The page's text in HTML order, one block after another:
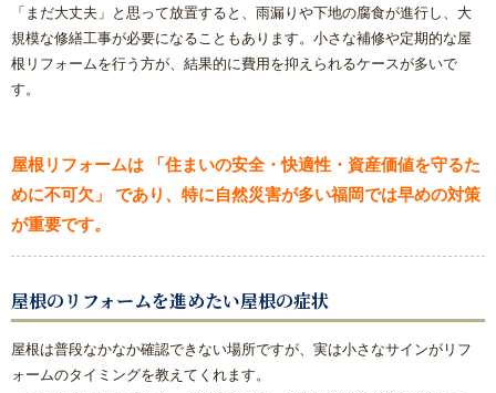
ビルトイン食洗機交換リフォーム
ガス給湯器
電気温水器
トイレ
システムキッチン
「まだ大丈夫」と思って放置すると、雨漏りや下地の腐食が進行し、大
規模な修繕工事が必要になることもあります。小さな補修や定期的な屋
根リフォームを行う方が、結果的に費用を抑えられるケースが多いで
す。
屋根リフォームは 「住まいの安全・快適性・資産価値を守るた
めに不可欠」 であり、特に自然災害が多い福岡では早めの対策
が重要です。
屋根のリフォームを進めたい屋根の症状
屋根は普段なかなか確認できない場所ですが、実は小さなサインがリフ
ォームのタイミングを教えてくれます。